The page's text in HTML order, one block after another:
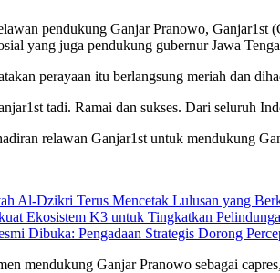
pendukung Ganjar Pranowo, Ganjar1st
yang juga pendukung gubernur Jawa
perayaan itu berlangsung meriah dan
tadi. Ramai dan sukses. Dari seluruh
relawan Ganjar1st untuk mendukung
Al-Dzikri Terus Mencetak Lulusan yang
Ekosistem K3 untuk Tingkatkan
Dibuka: Pengadaan Strategis Dorong
mendukung Ganjar Pranowo sebagai